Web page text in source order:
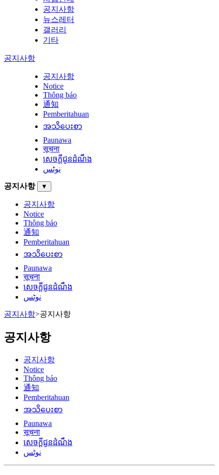
공지사항
뉴스레터
갤러리
기타
공지사항
공지사항
Notice
Thông báo
通知
Pemberitahuan
အသိပေးစာ
Paunawa
सूचना
សេចក្តីជូនដំណឹង
نوٹس
공지사항 ▼
공지사항
Notice
Thông báo
通知
Pemberitahuan
အသိပေးစာ
Paunawa
सूचना
សេចក្តីជូនដំណឹង
نوٹس
공지사항>공지사항
공지사항
공지사항
Notice
Thông báo
通知
Pemberitahuan
အသိပေးစာ
Paunawa
सूचना
សេចក្តីជូនដំណឹង
نوٹس